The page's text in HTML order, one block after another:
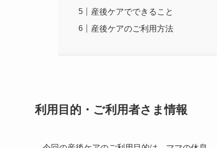
産後ケアでできること
産後ケアのご利用方法
利用目的・ご利用者さま情報